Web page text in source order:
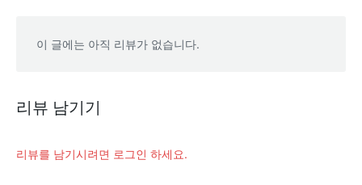
이 글에는 아직 리뷰가 없습니다.
리뷰 남기기
리뷰를 남기시려면 로그인 하세요.